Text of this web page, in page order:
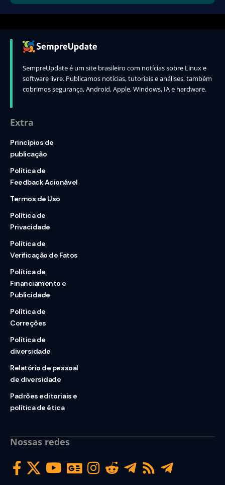
SempreUpdate é um site brasileiro com notícias sobre Linux e
software livre. Publicamos notícias, tutoriais e análises, também
cobrimos segurança, Android, Apple, Windows, IA e hardware.
Extra
Princípios de
publicação
Política de
Feedback Acionável
Termos de Uso
Política de
Privacidade
Política de
Verificação de Fatos
Política de
Financiamento e
Publicidade
Política de
Correções
Política de
diversidade
Relatório de pessoal
de diversidade
Padrões editoriais e
política de ética
Nossas redes